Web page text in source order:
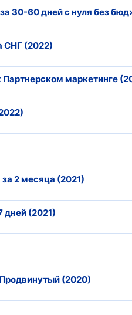
30-60 дней с нуля без
СНГ (2022)
маркетинге
2 месяца (2021)
дней (2021)
(2020)